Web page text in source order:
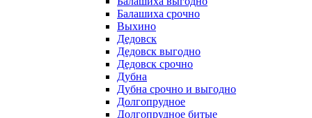
Балашиха срочно
Выхино
Дедовск
Дедовск выгодно
Дедовск срочно
Дубна
Дубна срочно и выгодно
Долгопрудное
Долгопрудное битые